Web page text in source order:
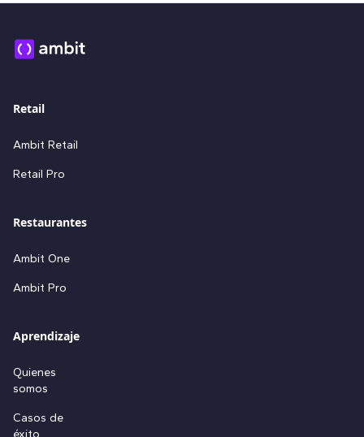
Retail
Ambit Retail
Retail Pro
Restaurantes
Ambit One
Ambit Pro
Aprendizaje
Quienes
somos
Casos de
éxito